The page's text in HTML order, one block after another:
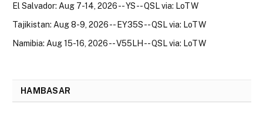
El Salvador: Aug 7-14, 2026 -- YS -- QSL via: LoTW
Tajikistan: Aug 8-9, 2026 -- EY35S -- QSL via: LoTW
Namibia: Aug 15-16, 2026 -- V55LH -- QSL via: LoTW
HAMBASAR